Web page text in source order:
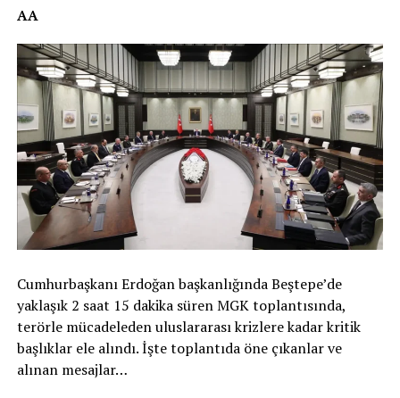
AA
Cumhurbaşkanı Erdoğan başkanlığında Beştepe’de
yaklaşık 2 saat 15 dakika süren MGK toplantısında,
terörle mücadeleden uluslararası krizlere kadar kritik
başlıklar ele alındı. İşte toplantıda öne çıkanlar ve
alınan mesajlar…